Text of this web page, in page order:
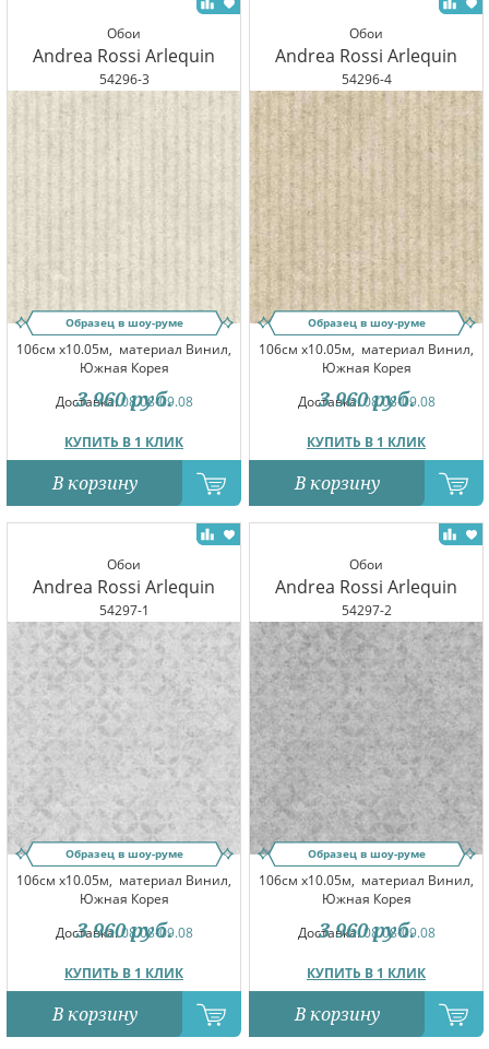
Обои
Andrea Rossi Arlequin
54296-3
Образец в шоу-руме
106см x10.05м, материал Винил,
Южная Корея
Доставка:08.08-09.08
КУПИТЬ В 1 КЛИК
3 960 руб.
В корзину
Обои
Andrea Rossi Arlequin
54296-4
Образец в шоу-руме
106см x10.05м, материал Винил,
Южная Корея
Доставка:08.08-09.08
КУПИТЬ В 1 КЛИК
3 960 руб.
В корзину
Обои
Andrea Rossi Arlequin
54297-1
Образец в шоу-руме
106см x10.05м, материал Винил,
Южная Корея
Доставка:08.08-09.08
КУПИТЬ В 1 КЛИК
3 960 руб.
В корзину
Обои
Andrea Rossi Arlequin
54297-2
Образец в шоу-руме
106см x10.05м, материал Винил,
Южная Корея
Доставка:08.08-09.08
КУПИТЬ В 1 КЛИК
3 960 руб.
В корзину